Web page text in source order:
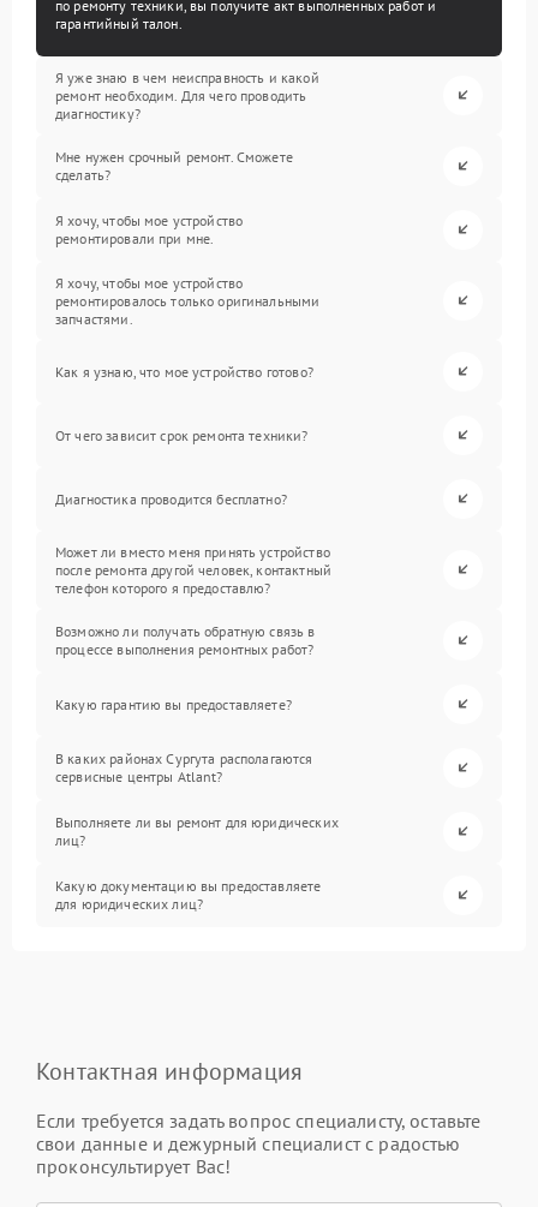
по ремонту техники, вы получите акт выполненных работ и
гарантийный талон.
Я уже знаю в чем неисправность и какой
ремонт необходим. Для чего проводить
диагностику?
Мне нужен срочный ремонт. Сможете
сделать?
Я хочу, чтобы мое устройство
ремонтировали при мне.
Я хочу, чтобы мое устройство
ремонтировалось только оригинальными
запчастями.
Как я узнаю, что мое устройство готово?
От чего зависит срок ремонта техники?
Диагностика проводится бесплатно?
Может ли вместо меня принять устройство
после ремонта другой человек, контактный
телефон которого я предоставлю?
Возможно ли получать обратную связь в
процессе выполнения ремонтных работ?
Какую гарантию вы предоставляете?
В каких районах Сургута располагаются
сервисные центры Atlant?
Выполняете ли вы ремонт для юридических
лиц?
Какую документацию вы предоставляете
для юридических лиц?
Контактная информация
Если требуется задать вопрос специалисту, оставьте
свои данные и дежурный специалист с радостью
проконсультирует Вас!